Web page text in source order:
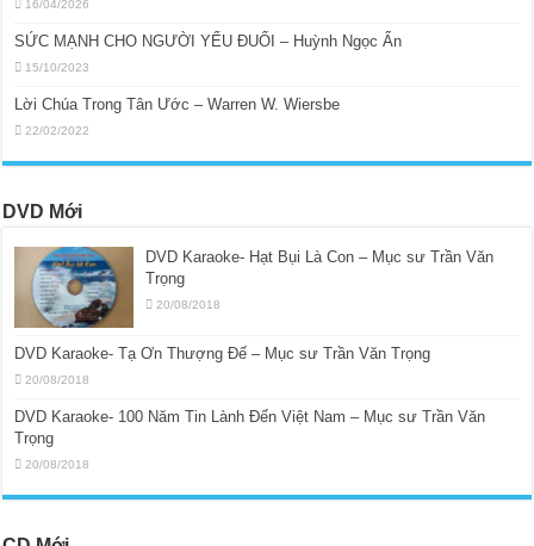
16/04/2026
SỨC MẠNH CHO NGƯỜI YẾU ĐUỐI – Huỳnh Ngọc Ẩn
15/10/2023
Lời Chúa Trong Tân Ước – Warren W. Wiersbe
22/02/2022
DVD Mới
DVD Karaoke- Hạt Bụi Là Con – Mục sư Trần Văn
Trọng
20/08/2018
DVD Karaoke- Tạ Ơn Thượng Đế – Mục sư Trần Văn Trọng
20/08/2018
DVD Karaoke- 100 Năm Tin Lành Đến Việt Nam – Mục sư Trần Văn
Trọng
20/08/2018